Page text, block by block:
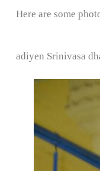
Here are some
adiyen Srinivasa